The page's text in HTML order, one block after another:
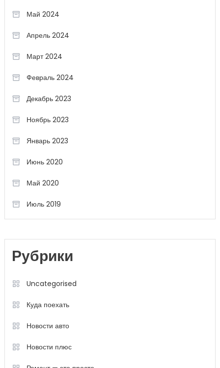
Май 2024
Апрель 2024
Март 2024
Февраль 2024
Декабрь 2023
Ноябрь 2023
Январь 2023
Июнь 2020
Май 2020
Июль 2019
Рубрики
Uncategorised
Куда поехать
Новости авто
Новости плюс